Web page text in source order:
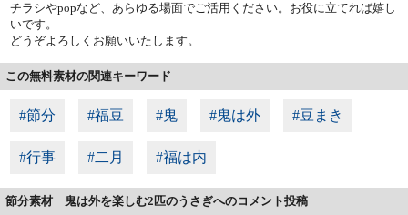
チラシやpopなど、あらゆる場面でご活用ください。お役に立てれば嬉し
いです。
どうぞよろしくお願いいたします。
この無料素材の関連キーワード
#節分 #福豆 #鬼 #鬼は外 #豆まき
#行事 #二月 #福は内
節分素材 鬼は外を楽しむ2匹のうさぎへのコメント投稿